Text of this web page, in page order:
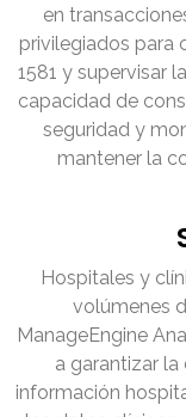
en
privilegiados para
1581 y supervisar
capacidad de
seguridad y
mantener la
Hospitales y
volúmenes
ManageEngine
a garantizar
información